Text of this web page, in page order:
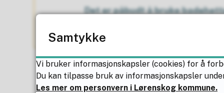
Det er påbudt å bruke
Samtykke
Vi bruker informasjonskapsler (cookies) for å
Du kan tilpasse bruk av informasjonskapsler
Les mer om personvern i Lørenskog kommune.